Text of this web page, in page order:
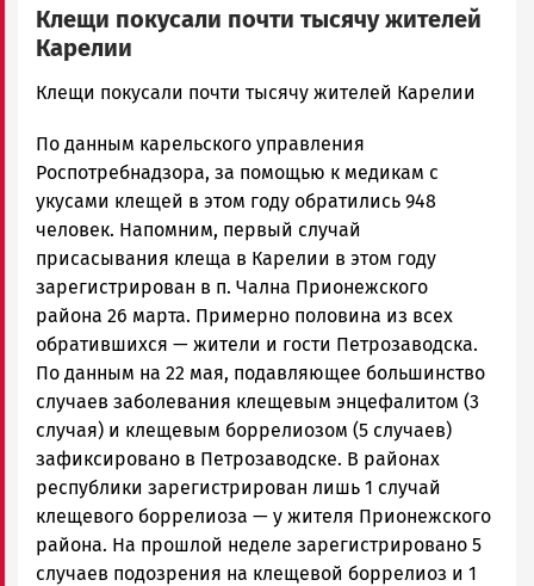
Клещи покусали почти тысячу жителей
Карелии
admintimur
Петрозаводска
и
Карелии
|
Петрозаводск
ГОВОРИТ
Клещи покусали почти тысячу жителей Карелии
По данным карельского управления
Роспотребнадзора, за помощью к медикам с
укусами клещей в этом году обратились 948
человек. Напомним, первый случай
присасывания клеща в Карелии в этом году
зарегистрирован в п. Чална Прионежского
района 26 марта. Примерно половина из всех
обратившихся — жители и гости Петрозаводска.
По данным на 22 мая, подавляющее большинство
случаев заболевания клещевым энцефалитом (3
случая) и клещевым боррелиозом (5 случаев)
зафиксировано в Петрозаводске. В районах
республики зарегистрирован лишь 1 случай
клещевого боррелиоза — у жителя Прионежского
района. На прошлой неделе зарегистрировано 5
случаев подозрения на клещевой боррелиоз и 1